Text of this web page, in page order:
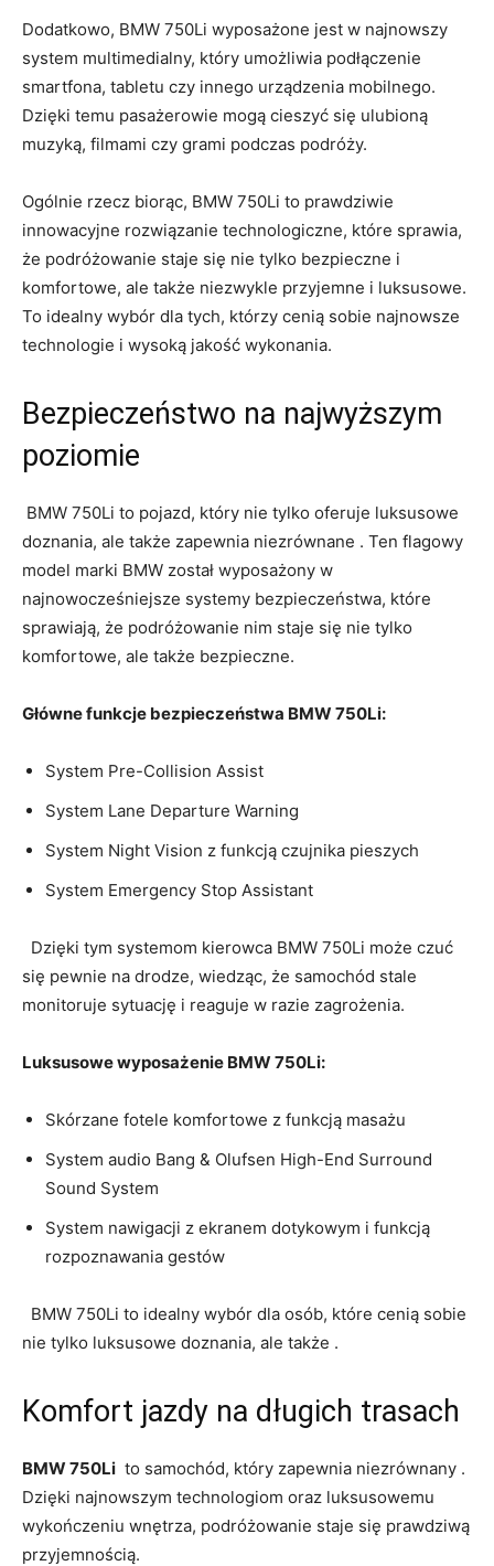
Dodatkowo,‍ BMW 750Li wyposażone jest⁢ w najnowszy
system multimedialny, który umożliwia podłączenie⁢
smartfona, tabletu czy innego urządzenia mobilnego.
Dzięki temu pasażerowie mogą cieszyć się​ ulubioną
muzyką, ⁣filmami⁣ czy grami⁤ podczas ⁤podróży.
Ogólnie rzecz biorąc, BMW 750Li⁤ to prawdziwie⁢
innowacyjne rozwiązanie technologiczne, które⁣ sprawia,
że​ podróżowanie‍ staje się nie ⁤tylko bezpieczne ⁢i
komfortowe, ⁤ale także niezwykle​ przyjemne i luksusowe.​
To idealny wybór dla tych, którzy cenią⁤ sobie najnowsze ​
technologie⁤ i wysoką jakość wykonania.
Bezpieczeństwo na najwyższym
poziomie
‍ BMW ‍750Li to pojazd, który nie tylko oferuje luksusowe
⁣doznania, ale także ⁤zapewnia⁤ niezrównane‌ .⁣ Ten flagowy
⁤model⁢ marki‌ BMW został wyposażony w
najnowocześniejsze ⁢systemy bezpieczeństwa, które
sprawiają, że​ podróżowanie ‌nim staje się ‍nie tylko
komfortowe, ale także bezpieczne.
Główne‌ funkcje bezpieczeństwa BMW 750Li:
System Pre-Collision Assist
System Lane Departure⁣ Warning
System Night‌ Vision z funkcją czujnika pieszych
System⁤ Emergency Stop Assistant
⁤ ⁤ Dzięki tym systemom kierowca BMW 750Li może ⁢czuć
‌się pewnie⁢ na drodze, wiedząc, że samochód​ stale
⁣monitoruje sytuację⁤ i reaguje ⁤w razie zagrożenia.
Luksusowe ‌wyposażenie BMW 750Li:
Skórzane fotele komfortowe z​ funkcją‍ masażu
System audio Bang⁣ &⁤ Olufsen‌ High-End ⁢Surround
‌Sound System
System nawigacji z ekranem dotykowym i funkcją
rozpoznawania gestów
⁢ ⁢ BMW 750Li to idealny wybór dla osób,‌ które ⁢cenią sobie‍
nie tylko​ luksusowe doznania,​ ale także .
Komfort jazdy​ na​ długich trasach
BMW ⁣750Li ​ to​ samochód, który zapewnia‌ niezrównany .
Dzięki najnowszym technologiom oraz luksusowemu
wykończeniu wnętrza, podróżowanie staje się ‌prawdziwą
przyjemnością.